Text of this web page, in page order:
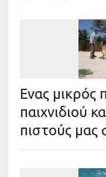
Ενας μικρός
παιχνιδιού
πιστούς μας